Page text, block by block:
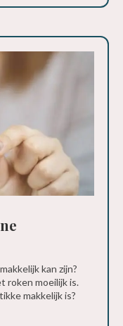
kan zijn?
roken moeilijk is.
makkelijk is?